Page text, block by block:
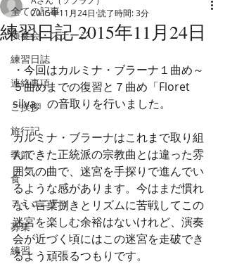
全ての記事
演奏会・ステージ
練習日誌
連絡事項
ご挨拶
旅行記
季節
食
コミュニティ
募集
練習
練習日記 2015年11月24日
2015年11月24日 読了時間: 3分
・今回はカルミナ・ブラーナ１曲め～
５曲めまでの復習と７曲め「Floret
silva」の音取りを行いました。
カルミナ・ブラーナはこれまで取り組
んできた正統派の宗教曲とは違った雰
囲気の曲で、迷宮を手探りで進んでい
るような感があります。今はまだ慣れ
ない言葉捌きとリズムに苦戦してこの
迷宮を楽しむ余裕はないけれど、演奏
会が近づく頃にはこの迷宮を走破でき
るよう頑張るつもりです。